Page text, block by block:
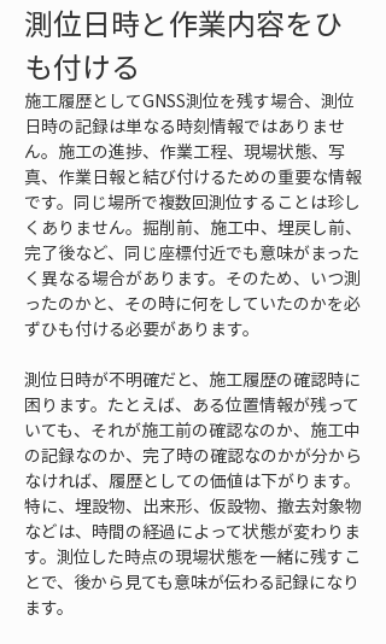
測位日時と作業内容をひ
も付ける
施工履歴としてGNSS測位を残す場合、測位
日時の記録は単なる時刻情報ではありませ
ん。施工の進捗、作業工程、現場状態、写
真、作業日報と結び付けるための重要な情報
です。同じ場所で複数回測位することは珍し
くありません。掘削前、施工中、埋戻し前、
完了後など、同じ座標付近でも意味がまった
く異なる場合があります。そのため、いつ測
ったのかと、その時に何をしていたのかを必
ずひも付ける必要があります。
測位日時が不明確だと、施工履歴の確認時に
困ります。たとえば、ある位置情報が残って
いても、それが施工前の確認なのか、施工中
の記録なのか、完了時の確認なのかが分から
なければ、履歴としての価値は下がります。
特に、埋設物、出来形、仮設物、撤去対象物
などは、時間の経過によって状態が変わりま
す。測位した時点の現場状態を一緒に残すこ
とで、後から見ても意味が伝わる記録になり
ます。